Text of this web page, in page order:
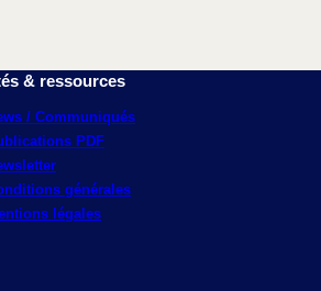
& ressources
/ Communiqués
PDF
générales
légales